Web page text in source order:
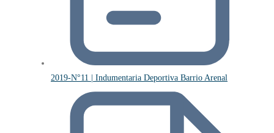
2019-N°11 | Indumentaria Deportiva Barrio Arenal